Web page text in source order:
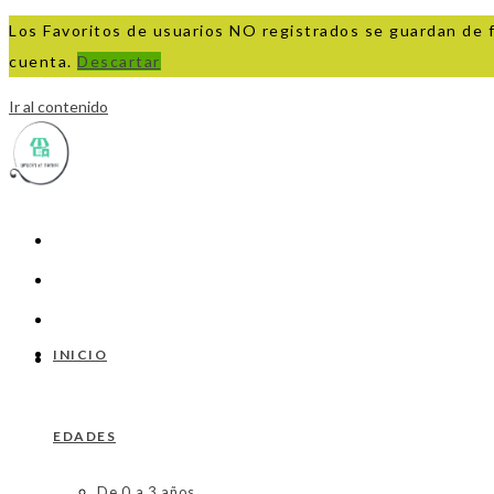
Los Favoritos de usuarios NO registrados se guardan
cuenta. Descartar
Ir al contenido
INICIO
EDADES